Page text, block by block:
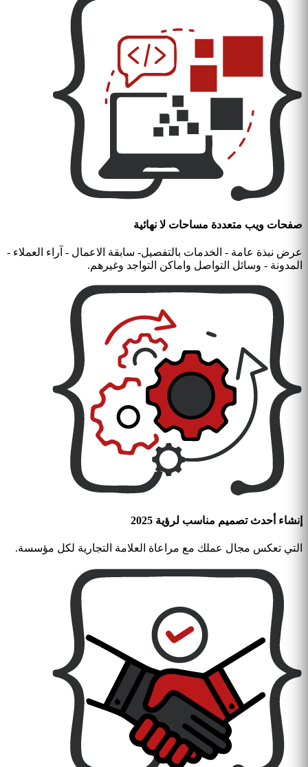
صفحات ويب متعددة مساحات لا نهائية
عرض نبذة عامة - الخدمات بالتفصيل- سابقة الاعمال - آراء العملاء -
المدونة - وسائل التواصل واماكن التواجد وغيرهم.
إنشاء أحدث تصميم مناسب لرؤية 2025
التي تعكس مجال عملك مع مراعاة العلامة التجارية لكل مؤسسة.